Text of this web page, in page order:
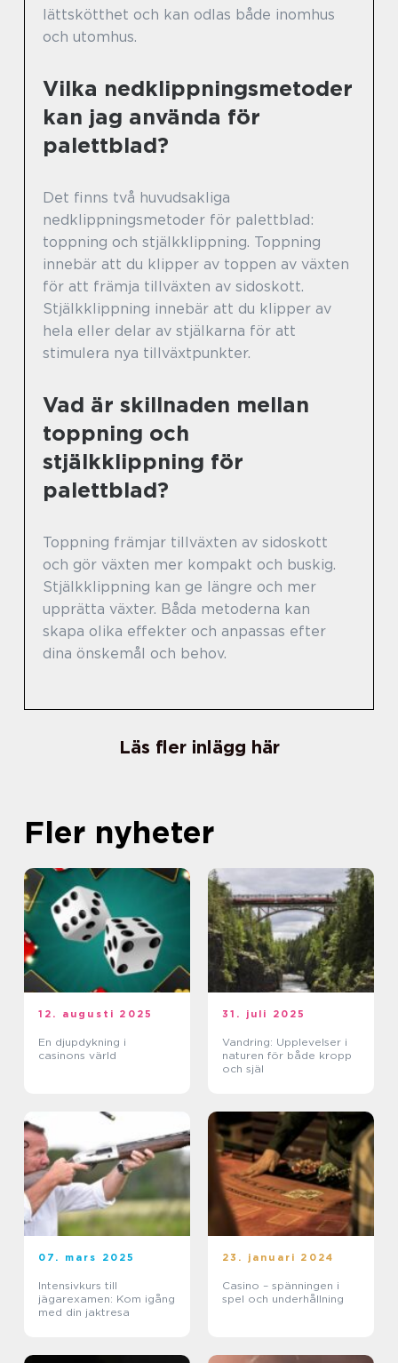
lättskötthet och kan odlas både inomhus
och utomhus.
Vilka nedklippningsmetoder
kan jag använda för
palettblad?
Det finns två huvudsakliga
nedklippningsmetoder för palettblad:
toppning och stjälkklippning. Toppning
innebär att du klipper av toppen av växten
för att främja tillväxten av sidoskott.
Stjälkklippning innebär att du klipper av
hela eller delar av stjälkarna för att
stimulera nya tillväxtpunkter.
Vad är skillnaden mellan
toppning och
stjälkklippning för
palettblad?
Toppning främjar tillväxten av sidoskott
och gör växten mer kompakt och buskig.
Stjälkklippning kan ge längre och mer
upprätta växter. Båda metoderna kan
skapa olika effekter och anpassas efter
dina önskemål och behov.
Läs fler inlägg här
Fler nyheter
12. augusti 2025
En djupdykning i
casinons värld
31. juli 2025
Vandring: Upplevelser i
naturen för både kropp
och själ
07. mars 2025
Intensivkurs till
jägarexamen: Kom igång
med din jaktresa
23. januari 2024
Casino – spänningen i
spel och underhållning